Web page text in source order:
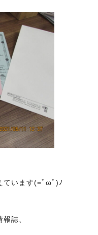
ています(=ﾟωﾟ)ﾉ
誌、